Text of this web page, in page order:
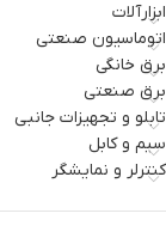
ابزارآلات
اتوماسیون صنعتی
برق خانگی
برق صنعتی
تابلو و تجهیزات جانبی
سیم و کابل
کنترلر و نمایشگر